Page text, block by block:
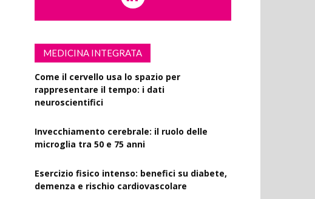
MEDICINA INTEGRATA
Come il cervello usa lo spazio per
rappresentare il tempo: i dati
neuroscientifici
Invecchiamento cerebrale: il ruolo delle
microglia tra 50 e 75 anni
Esercizio fisico intenso: benefici su diabete,
demenza e rischio cardiovascolare